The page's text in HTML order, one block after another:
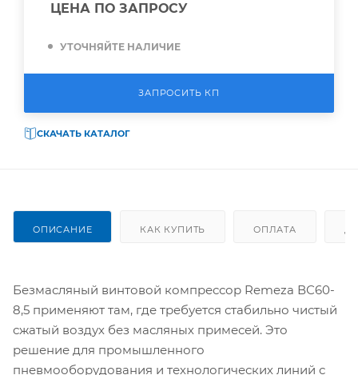
ЦЕНА ПО ЗАПРОСУ
УТОЧНЯЙТЕ НАЛИЧИЕ
ЗАПРОСИТЬ КП
СКАЧАТЬ КАТАЛОГ
ОПИСАНИЕ КАК КУПИТЬ ОПЛАТА
Безмасляный винтовой компрессор Remeza ВС60-
8,5 применяют там, где требуется стабильно чистый
сжатый воздух без масляных примесей. Это
решение для промышленного
пневмооборудования и технологических линий с